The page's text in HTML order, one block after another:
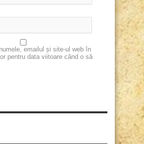
emailul și site-ul web în
pentru data viitoare când o să